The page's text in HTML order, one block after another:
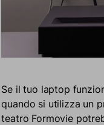
Se il tuo laptop
quando si utilizza un
teatro Formovie